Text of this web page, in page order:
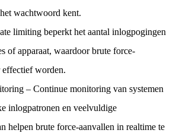
wachtwoord kent.
limiting beperkt het aantal inlogpogingen
of apparaat, waardoor brute force-
worden.
– Continue monitoring van systemen
inlogpatronen en veelvuldige
helpen brute force-aanvallen in realtime te